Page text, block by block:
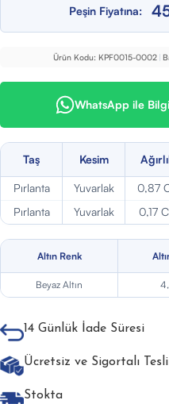
Peşin Fiyatına:
Ürün Kodu: KPF0015-0002 |
WhatsApp ile
Taş Kesim
Pırlanta Yuvarlak 0,87
Pırlanta
Yuvarlak 0,17
Altın Renk
Beyaz Altın
14 Günlük İade Süresi
Ücretsiz ve Sigortalı
Stokta